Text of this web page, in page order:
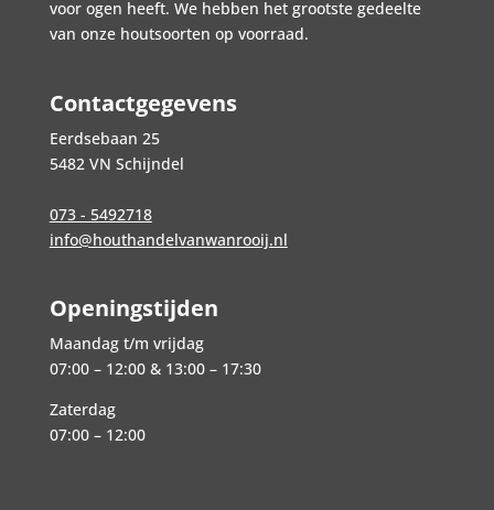
voor ogen heeft. We hebben het grootste gedeelte
van onze houtsoorten op voorraad.
Contactgegevens
Eerdsebaan 25
5482 VN Schijndel
073 - 5492718
info@houthandelvanwanrooij.nl
Openingstijden
Maandag t/m vrijdag
07:00 – 12:00 & 13:00 – 17:30
Zaterdag
07:00 – 12:00